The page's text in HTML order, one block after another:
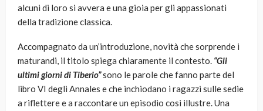
alcuni di loro si avvera e una gioia per gli appassionati
della tradizione classica.
Accompagnato da un’introduzione, novità che sorprende i
maturandi, il titolo spiega chiaramente il contesto. “Gli
ultimi giorni di Tiberio”sono le parole che fanno parte del
libro VI degli Annales e che inchiodano i ragazzi sulle sedie
a riflettere e a raccontare un episodio così illustre. Una